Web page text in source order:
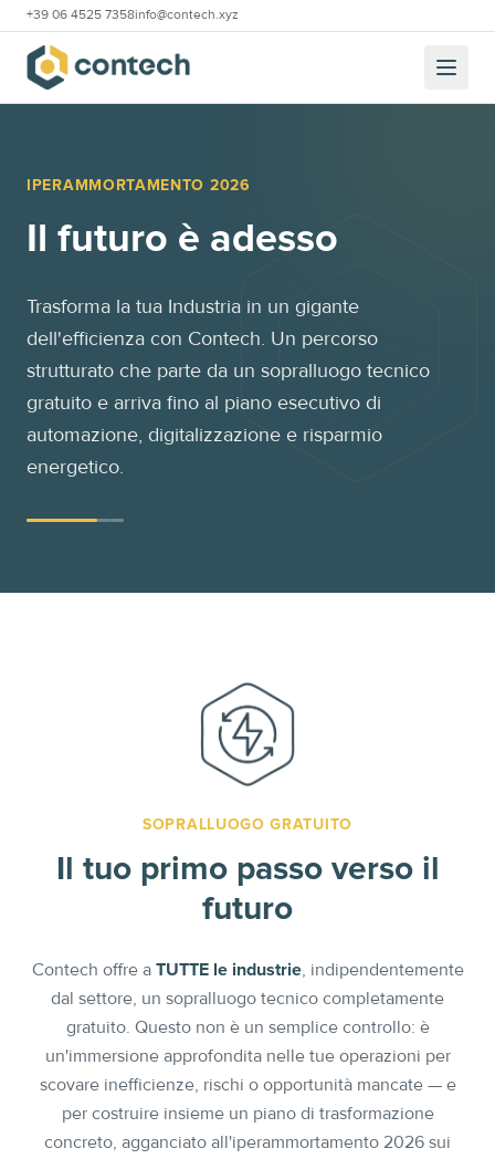
+39 06 4525 7358info@contech.xyz
IPERAMMORTAMENTO 2026
Il futuro è adesso
Trasforma la tua Industria in un gigante
dell'efficienza con Contech. Un percorso
strutturato che parte da un sopralluogo tecnico
gratuito e arriva fino al piano esecutivo di
automazione, digitalizzazione e risparmio
energetico.
SOPRALLUOGO GRATUITO
Il tuo primo passo verso il
futuro
Contech offre a TUTTE le industrie, indipendentemente
dal settore, un sopralluogo tecnico completamente
gratuito. Questo non è un semplice controllo: è
un'immersione approfondita nelle tue operazioni per
scovare inefficienze, rischi o opportunità mancate — e
per costruire insieme un piano di trasformazione
concreto, agganciato all'iperammortamento 2026 sui